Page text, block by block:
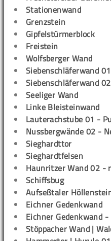
Stationenwand
Grenzstein
Gipfelstürmerblock
Freistein
Wolfsberger Wand
Siebenschläferwand
Siebenschläferwand
Seeliger Wand
Linke Bleisteinwand
Lauterachstube 01 -
Nussbergwände 02 -
Sieghardttor
Sieghardtfelsen
Haunritzer Wand 02 -
Schiffsbug
Aufseßtaler
Eichner Gedenkwand
Eichner Gedenkwand
Stöppacher Wand |